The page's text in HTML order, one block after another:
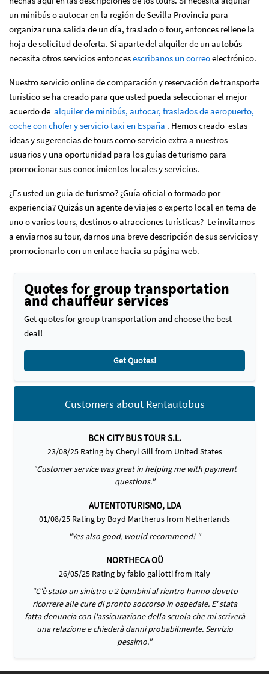
un minibús o autocar en la región de Sevilla Provincia para
organizar una salida de un día, traslado o tour, entonces rellene la
hoja de solicitud de oferta. Si aparte del alquiler de un autobús
necesita otros servicios entoncesescribanos un correoelectrónico.
Nuestro servicio online de comparación y reservación de transporte
turístico se ha creado para que usted pueda seleccionar el mejor
acuerdo de alquiler de minibús, autocar, traslados de aeropuerto,
coche con chofer y servicio taxi en España . Hemos creado estas
ideas y sugerencias de tours como servicio extra a nuestros
usuarios y una oportunidad para los guías de turismo para
promocionar sus conocimientos locales y servicios.
¿Es usted un guía de turismo? ¿Guía oficial o formado por
experiencia? Quizás un agente de viajes o experto local en tema de
uno o varios tours, destinos o atracciones turísticas? Le invitamos
a enviarnos su tour, darnos una breve descripción de sus servicios y
promocionarlo con un enlace hacia su página web.
Quotes for group transportation
and chauffeur services
Get quotes for group transportation and choose the best
deal!
Get Quotes!
Customers about Rentautobus
BCN CITY BUS TOUR S.L.
23/08/25 Rating by Cheryl Gill from United States
"Customer service was great in helping me with payment
questions."
AUTENTOTURISMO, LDA
01/08/25 Rating by Boyd Martherus from Netherlands
"Yes also good, would recommend! "
NORTHECA OÜ
26/05/25 Rating by fabio gallotti from Italy
"C'è stato un sinistro e 2 bambini al rientro hanno dovuto
ricorrere alle cure di pronto soccorso in ospedale. E' stata
fatta denuncia con l'assicurazione della scuola che mi scriverà
una relazione e chiederà danni probabilmente. Servizio
pessimo."